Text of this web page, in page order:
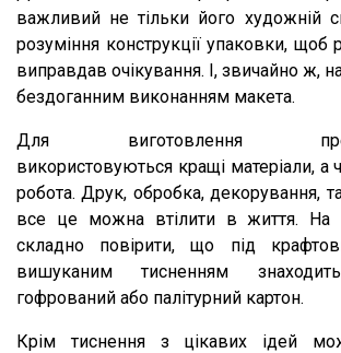
важливий не тільки його художній
розуміння конструкції упаковки, щоб
виправдав очікування. І, звичайно ж,
бездоганним виконанням макета.
Для виготовлення
використовуються кращі матеріали, а
робота. Друк, обробка, декорування,
все це можна втілити в життя. На
складно повірити, що під
вишуканим тисненням
гофрований або палітурний картон.
Крім тиснення з цікавих ідей